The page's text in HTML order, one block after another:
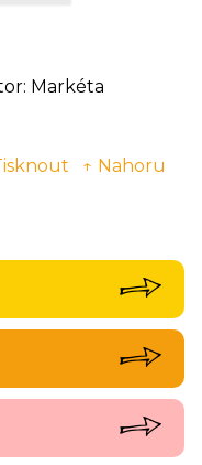
Markéta
↑ Nahoru